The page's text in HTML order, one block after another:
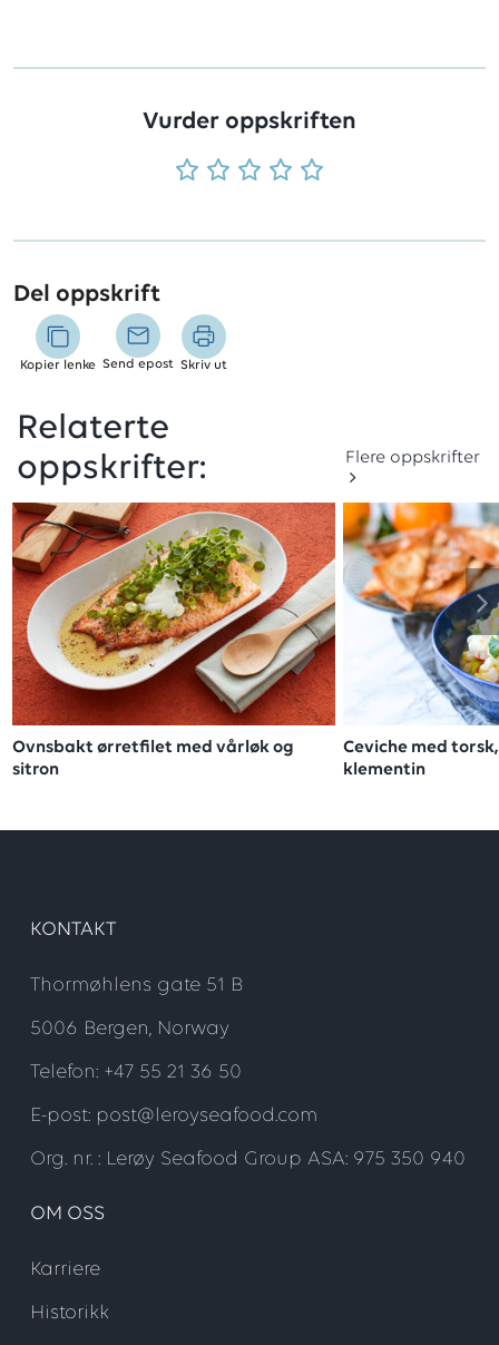
Vurder oppskriften
Del oppskrift
Kopier lenke Send epost Skriv ut
Relaterte
oppskrifter:
Flere oppskrifter
Ovnsbakt ørretfilet med vårløk og
sitron
Ceviche med
klementin
KONTAKT
Thormøhlens gate 51 B
5006 Bergen, Norway
Telefon: +47 55 21 36 50
E-post: post@leroyseafood.com
Org. nr. : Lerøy Seafood Group ASA: 975 350 940
OM OSS
Karriere
Historikk